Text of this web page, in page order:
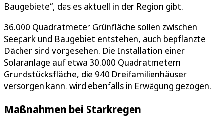
Baugebiete“, das es aktuell in der Region gibt.
36.000 Quadratmeter Grünfläche sollen zwischen
Seepark und Baugebiet entstehen, auch bepflanzte
Dächer sind vorgesehen. Die Installation einer
Solaranlage auf etwa 30.000 Quadratmetern
Grundstücksfläche, die 940 Dreifamilienhäuser
versorgen kann, wird ebenfalls in Erwägung gezogen.
Maßnahmen bei Starkregen